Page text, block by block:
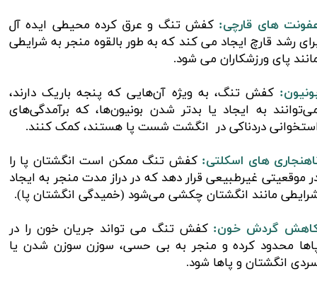
های قارچی: کفش تنگ و عرق کرده محیطی ایده آل
رشد قارچ ایجاد می کند که به طور بالقوه منجر به شرایطی
پای ورزشکاران می شود.
کفش‌ تنگ، به‌ ویژه آن‌هایی که پنجه باریک دارند،
به ایجاد یا بدتر شدن بونیون‌ها، که برآمدگی‌های
دردناکی در انگشت شست پا هستند، کمک کنند.
های اسکلتی: کفش‌ تنگ ممکن است انگشتان پا را
موقعیتی غیرطبیعی قرار دهد که در دراز مدت منجر به ایجاد
مانند انگشتان چکشی می‌شود (خمیدگی انگشتان پا).
گردش خون:کفش تنگ می تواند جریان خون را در
محدود کرده و منجر به بی حسی، سوزن سوزن شدن یا
انگشتان و پاها شود.